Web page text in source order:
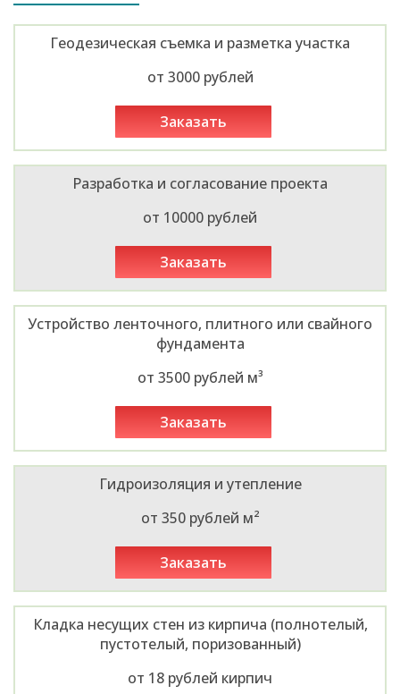
Геодезическая съемка и разметка участка
от 3000 рублей
заказать
Разработка и согласование проекта
от 10000 рублей
заказать
Устройство ленточного, плитного или свайного
фундамента
от 3500 рублей м³
заказать
Гидроизоляция и утепление
от 350 рублей м²
заказать
Кладка несущих стен из кирпича (полнотелый,
пустотелый, поризованный)
от 18 рублей кирпич